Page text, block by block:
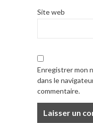
Site web
Enregistrer mon
dans le
commentaire.